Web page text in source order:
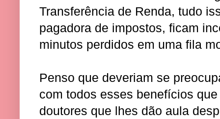
Transferência de Renda, tudo
pagadora de impostos, ficam
minutos perdidos em uma fila
Penso que deveriam se
com todos esses benefícios
doutores que lhes dão aula